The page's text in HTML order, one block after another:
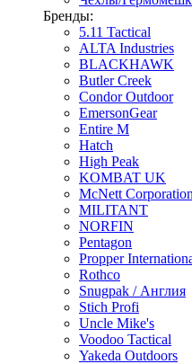
Бренды:
5.11 Tactical
ALTA Industries
BLACKHAWK
Butler Creek
Condor Outdoor
EmersonGear
Entire M
Hatch
High Peak
KOMBAT UK
McNett Corporation
MILITANT
NORFIN
Pentagon
Propper
Rothco
Snugpak / Англия
Stich Profi
Uncle Mike's
Voodoo Tactical
Yakeda Outdoors